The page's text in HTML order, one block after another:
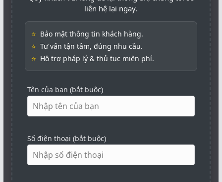
liên hệ lại ngay.
⭐ Bảo mật thông tin khách hàng.
⭐ Tư vấn tận tâm, đúng nhu cầu.
⭐ Hỗ trợ pháp lý & thủ tục miễn phí.
Tên của bạn (bắt buộc)
Số điện thoại (bắt buộc)